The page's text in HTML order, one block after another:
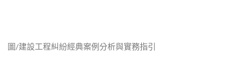
圖/建設工程糾紛經典案例分析與實務指引